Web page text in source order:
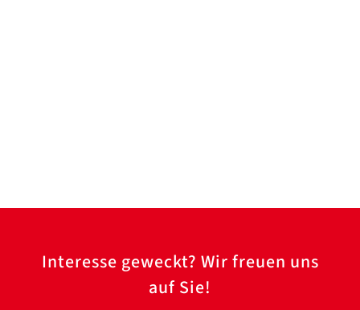
Interesse geweckt? Wir freuen uns
auf Sie!